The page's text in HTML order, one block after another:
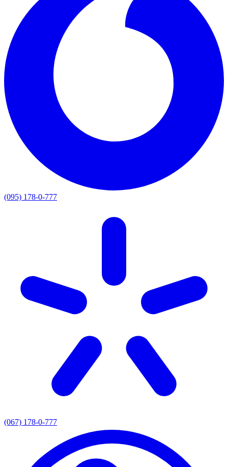
(095) 178-0-777
(067) 178-0-777